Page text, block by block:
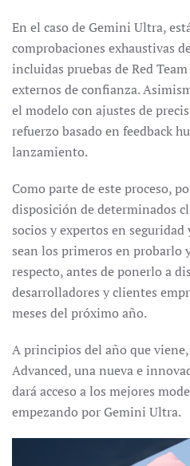
En el caso de Gemini Ultra,
comprobaciones exhaustivas
incluidas pruebas de Red
externos de confianza.
el modelo con ajustes de
refuerzo basado en feedback
lanzamiento.
Como parte de este proceso,
disposición de determinados
socios y expertos en
sean los primeros en probarlo
respecto, antes de ponerlo a
desarrolladores y clientes
meses del próximo año.
A principios del año que
Advanced, una nueva e
dará acceso a los mejores
empezando por Gemini Ultra.